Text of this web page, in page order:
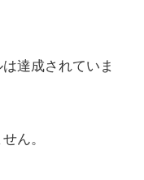
達成されていま
ん。